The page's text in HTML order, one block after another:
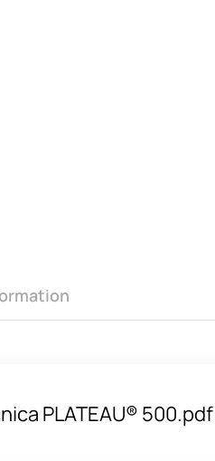
PLATEAU® 500.pdf